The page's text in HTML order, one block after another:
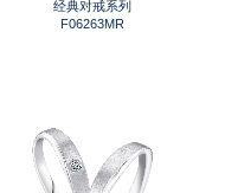
经典对戒系列
F06263MR